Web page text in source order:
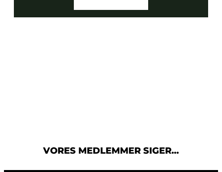
VORES MEDLEMMER SIGER...